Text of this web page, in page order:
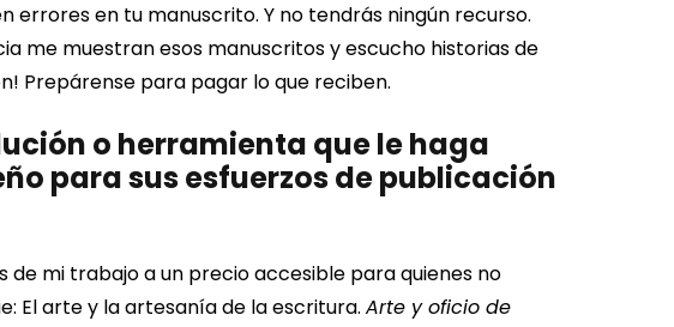
errores en tu manuscrito. Y no tendrás ningún recurso.
me muestran esos manuscritos y escucho historias de
Prepárense para pagar lo que reciben.
o herramienta que le haga
para sus esfuerzos de publicación
mi trabajo a un precio accesible para quienes no
El arte y la artesanía de la escritura. Arte y oficio de